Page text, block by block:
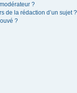
?
de la rédaction d’un sujet ?
?